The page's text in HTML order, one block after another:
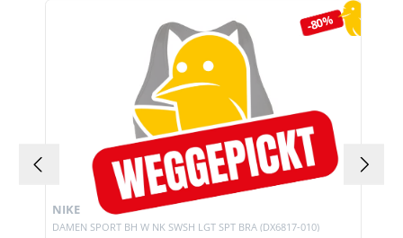
-80%
DAMEN SPORT BH W NK SWSH LGT SPT BRA (DX6817-010)
NIKE